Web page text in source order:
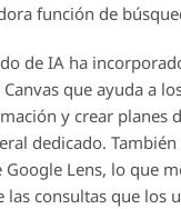
función de
de IA ha
que ayuda a
y crear planes
dedicado.
Google Lens, lo que
consultas que los